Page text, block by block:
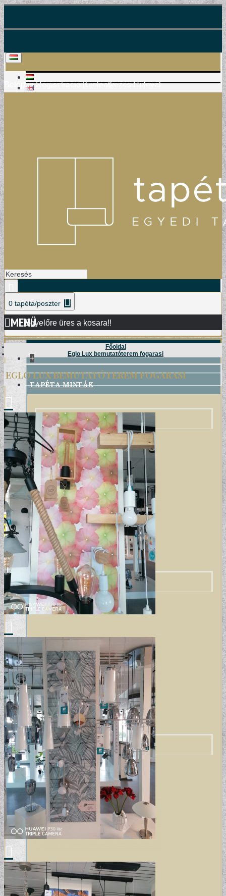
Belépés Regisztráció Kijelentkezés Hírlevél
0 tapéta/poszter
Egyelőre üres a kosara!!
MENÜ
+
TAPÉTA MINTÁK
DAMASK TAPÉTÁK
DESIGN TAPÉTÁK
ELEMENTAL COLLECTION
Főoldal
Eglo Lux bemutatóterem fogarasi
EGLO LUX BEMUTATÓTEREM FOGARASI